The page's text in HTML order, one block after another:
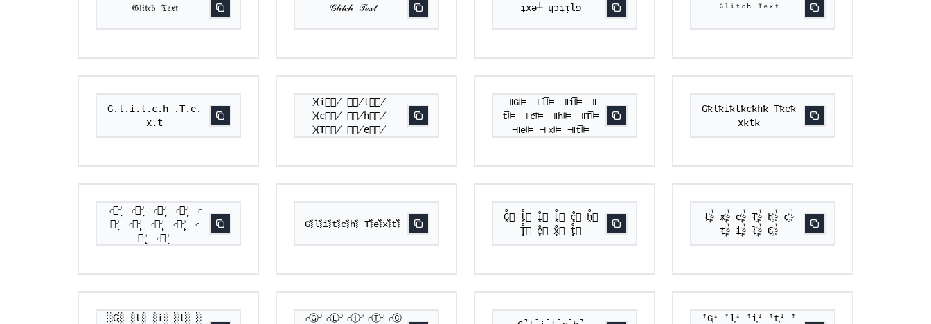
𝔊𝔩𝔦𝔱𝔠𝔥 𝔗𝔢𝔵𝔱 𝒢𝓁𝒾𝓉𝒸𝒽 𝒯ℯ𝓍𝓉 ʇxǝ┴ ɥɔʇᴉlפ ᴳˡⁱᵗᶜʰ ᵀᵉˣᵗ
G.l.i.t.c.h .T.e.
x.t
⃥⃒̸i⃥⃒̸ ⃥⃒̸t⃥⃒̸
⃥⃒̸c⃥⃒̸ ⃥⃒̸h⃥⃒̸
⃥⃒̸T⃥⃒̸ ⃥⃒̸e⃥⃒̸
⫣G͞⊫ ⫣l͞⊫ ⫣i͞⊫ ⫣
t͞⊫ ⫣c͞⊫ ⫣h͞⊫ ⫣T͞⊫
⫣e͞⊫ ⫣x͞⊫ ⫣t͞⊫
Gҟlҟiҟtҟcҟhҟ Tҟeҟ
xҟtҟ
⌌Ⓖ̙⌏ ⌌ⓛ̙⌏ ⌌ⓘ̙⌏ ⌌ⓣ̙⌏ ⌌
ⓒ̙⌏ ⌌ⓗ̙⌏ ⌌Ⓣ̙⌏ ⌌ⓔ̙⌏ ⌌
ⓧ̙⌏ ⌌ⓣ̙⌏
G͛⦚l͛⦚i͛⦚t͛⦚c͛⦚h͛⦚ T͛⦚e͛⦚x͛⦚t͛⦚
G̥̊⃝ l̥̊⃝ i̥̊⃝ t̥̊⃝ c̥̊⃝ h̥̊⃝
T̥̊⃝ e̥̊⃝ x̥̊⃝ t̥̊⃝
t҉༙྇ x҉༙྇ e҉༙྇ T҉༙྇ h҉༙྇ c҉༙྇
t҉༙྇ i҉༙྇ l҉༙྇ G҉༙྇
░G░ ░l░ ░i░ ░t░ ░
⌌Ⓖ⌏⌌Ⓛ⌏⌌Ⓘ⌏⌌Ⓣ⌏⌌Ⓒ
ꜛG͎ꜜ ꜛl͎ꜜ ꜛi͎ꜜ ꜛt͎ꜜ ꜛ